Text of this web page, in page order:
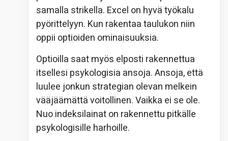
samalla strikella. Excel on hyvä työkalu
pyörittelyyn. Kun rakentaa taulukon niin
oppii optioiden ominaisuuksia.
Optioilla saat myös elposti rakennettua
itsellesi psykologisia ansoja. Ansoja, että
luulee jonkun strategian olevan melkein
vääjäämättä voitollinen. Vaikka ei se ole.
Nuo indeksilainat on rakennettu pitkälle
psykologisille harhoille.